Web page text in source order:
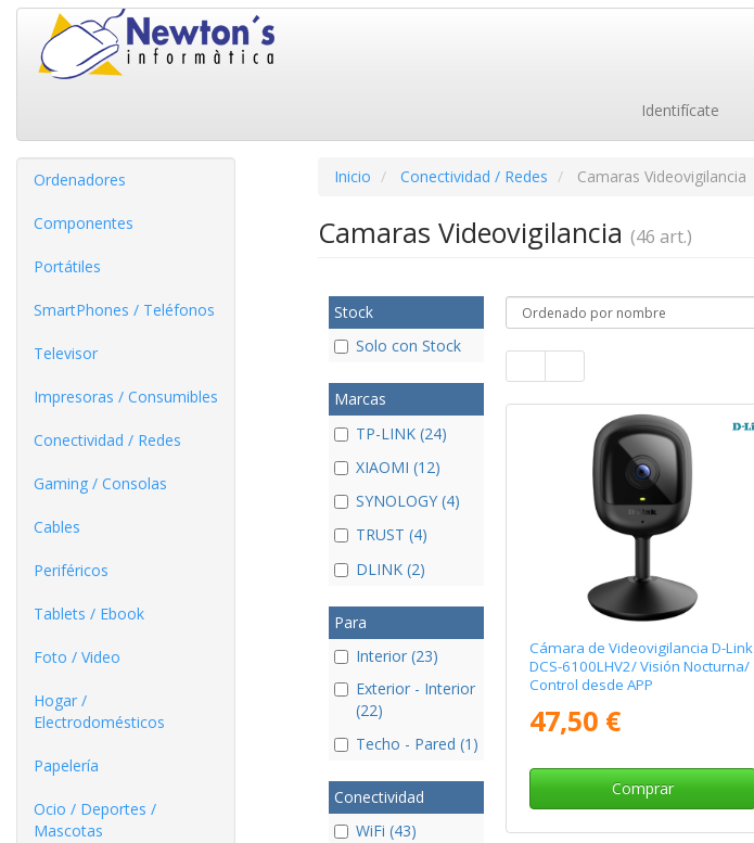
Identifícate
Ordenadores
Componentes
Portátiles
SmartPhones / Teléfonos
Televisor
Impresoras / Consumibles
Conectividad / Redes
Gaming / Consolas
Cables
Periféricos
Tablets / Ebook
Foto / Video
Hogar /
Electrodomésticos
Papelería
Ocio / Deportes /
Mascotas
Inicio Conectividad / Redes Camaras Videovigilancia
Camaras Videovigilancia (46 art.)
Stock
Solo con Stock
Marcas
TP-LINK (24)
XIAOMI (12)
SYNOLOGY (4)
TRUST (4)
DLINK (2)
Para
Interior (23)
Exterior - Interior
(22)
Techo - Pared (1)
Conectividad
WiFi (43)
Cámara de Videovigilancia D-Link
DCS-6100LHV2/ Visión Nocturna/
Control desde APP
47,50 €
Comprar